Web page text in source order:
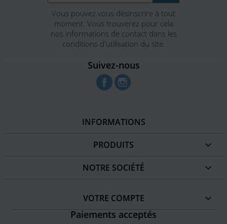
Vous pouvez vous désinscrire à tout
moment. Vous trouverez pour cela
nos informations de contact dans les
conditions d'utilisation du site.
Suivez-nous
Facebook
INFORMATIONS
PRODUITS 
NOTRE SOCIÉTÉ 
VOTRE COMPTE

Paiements acceptés